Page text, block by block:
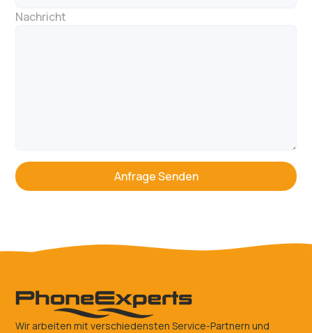
Nachricht
Wir arbeiten mit verschiedensten Service-Partnern und